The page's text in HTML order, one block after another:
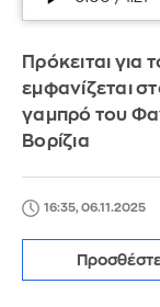
Πρόκειται για
εμφανίζεται
γαμπρό του
Βορίζια
16:35, 06.11.2025